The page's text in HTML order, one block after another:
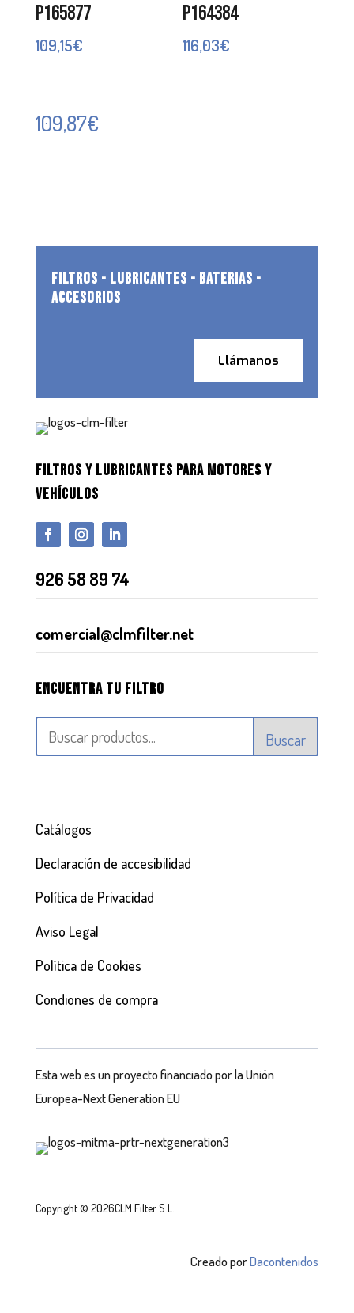
P165877
109,15€
P164384
116,03€
109,87€
FILTROS - LUBRICANTES - BATERIAS -
ACCESORIOS
Llámanos
FILTROS Y LUBRICANTES PARA MOTORES Y
VEHÍCULOS
926 58 89 74
comercial@clmfilter.net
Encuentra tu filtro
Buscar
Catálogos
Declaración de accesibilidad
Política de Privacidad
Aviso Legal
Política de Cookies
Condiones de compra
Esta web es un proyecto financiado por la Unión
Europea-Next Generation EU
Copyright © 2026CLM Filter S.L.
Creado porDacontenidos